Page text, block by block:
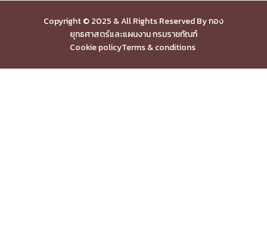
Copyright © 2025 & All Rights Reserved By กอง
ยุทธศาสตร์และแผนงาน กรมราชทัณฑ์
Cookie policyTerms & conditions